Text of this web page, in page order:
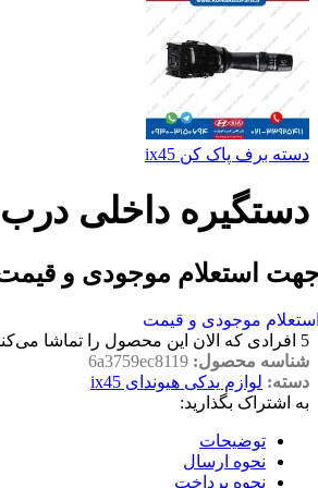
دسته برف پاک کن ix45
دستگیره داخلی درب ix45
استعلام موجودی و قیمت
موجودی و قیمت
5 افرادی که الان این محصول را تماشا
شناسه محصول: 6a3759ec8119
دسته: لوازم یدکی هیوندای ix45
به اشتراک بگذارید:
توضیحات
نحوه ارسال
نحوه پرداخت